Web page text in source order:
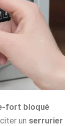
fort bloqué
un serrurier